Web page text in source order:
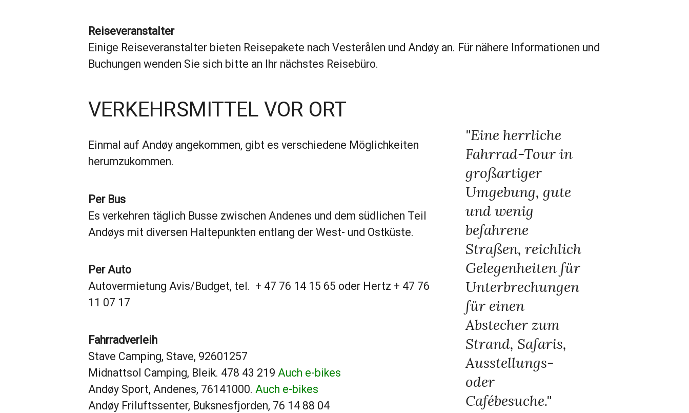
Reiseveranstalter
Einige Reiseveranstalter bieten Reisepakete nach Vesterålen und Andøy an. Für nähere Informationen und
Buchungen wenden Sie sich bitte an Ihr nächstes Reisebüro.
"Eine herrliche
Fahrrad-Tour in
großartiger
Umgebung, gute
und wenig
befahrene
Straßen, reichlich
Gelegenheiten für
Unterbrechungen
für einen
Abstecher zum
Strand, Safaris,
Ausstellungs-
oder
Cafébesuche."
VERKEHRSMITTEL VOR ORT
Einmal auf Andøy angekommen, gibt es verschiedene Möglichkeiten
herumzukommen.
Per Bus
Es verkehren täglich Busse zwischen Andenes und dem südlichen Teil
Andøys mit diversen Haltepunkten entlang der West- und Ostküste.
Per Auto
Autovermietung Avis/Budget, tel. + 47 76 14 15 65 oder Hertz + 47 76
11 07 17
Fahrradverleih
Stave Camping, Stave, 92601257
Midnattsol Camping, Bleik. 478 43 219 Auch e-bikes
Andøy Sport, Andenes, 76141000. Auch e-bikes
Andøy Friluftssenter, Buksnesfjorden, 76 14 88 04